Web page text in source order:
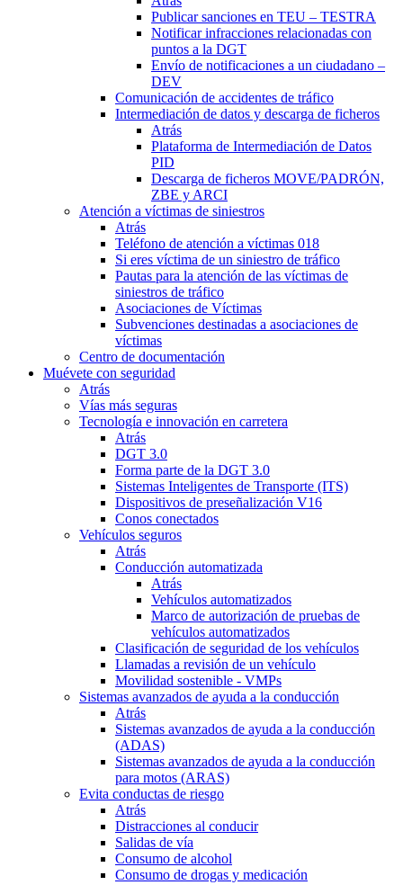
Publicar sanciones en TEU – TESTRA
Notificar infracciones relacionadas con
puntos a la DGT
Envío de notificaciones a un ciudadano –
DEV
Comunicación de accidentes de tráfico
Intermediación de datos y descarga de ficheros
Atrás
Plataforma de Intermediación de Datos
PID
Descarga de ficheros MOVE/PADRÓN,
ZBE y ARCI
Atención a víctimas de siniestros
Atrás
Teléfono de atención a víctimas 018
Si eres víctima de un siniestro de tráfico
Pautas para la atención de las víctimas de
siniestros de tráfico
Asociaciones de Víctimas
Subvenciones destinadas a asociaciones de
víctimas
Centro de documentación
Muévete con seguridad
Atrás
Vías más seguras
Tecnología e innovación en carretera
Atrás
DGT 3.0
Forma parte de la DGT 3.0
Sistemas Inteligentes de Transporte (ITS)
Dispositivos de preseñalización V16
Conos conectados
Vehículos seguros
Atrás
Conducción automatizada
Atrás
Vehículos automatizados
Marco de autorización de pruebas de
vehículos automatizados
Clasificación de seguridad de los vehículos
Llamadas a revisión de un vehículo
Movilidad sostenible - VMPs
Sistemas avanzados de ayuda a la conducción
Atrás
Sistemas avanzados de ayuda a la conducción
(ADAS)
Sistemas avanzados de ayuda a la conducción
para motos (ARAS)
Evita conductas de riesgo
Atrás
Distracciones al conducir
Salidas de vía
Consumo de alcohol
Consumo de drogas y medicación